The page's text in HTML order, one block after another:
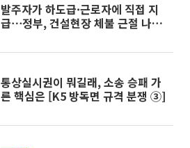
발주자가 하도급·근로자에 직접 지
급⋯정부, 건설현장 체불 근절 나선
통상실시권이 뭐길래, 소송 승패 가
른 핵심은 [K5 방독면 규격 분쟁 ③]